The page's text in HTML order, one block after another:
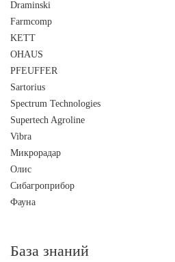
Draminski
Farmcomp
KETT
OHAUS
PFEUFFER
Sartorius
Spectrum Technologies
Supertech Agroline
Vibra
Микрорадар
Олис
Сибагроприбор
Фауна
База знаний